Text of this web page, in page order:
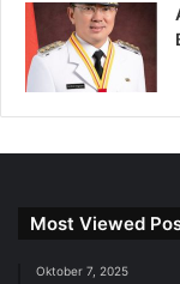
Most Viewed
Oktober 7, 2025